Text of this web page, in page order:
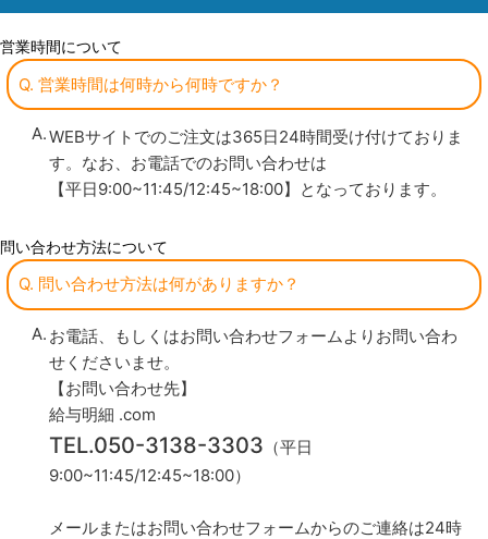
営業時間について
Q. 営業時間は何時から何時ですか？
WEBサイトでのご注文は365日24時間受け付けておりま
す。なお、お電話でのお問い合わせは
【平日9:00~11:45/12:45~18:00】となっております。
問い合わせ方法について
Q. 問い合わせ方法は何がありますか？
お電話、もしくはお問い合わせフォームよりお問い合わ
せくださいませ。
【お問い合わせ先】
給与明細 .com
TEL.050-3138-3303 （平日
9:00~11:45/12:45~18:00）
メールまたはお問い合わせフォームからのご連絡は24時